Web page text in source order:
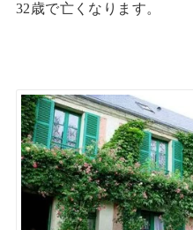
32歳で亡くなります。